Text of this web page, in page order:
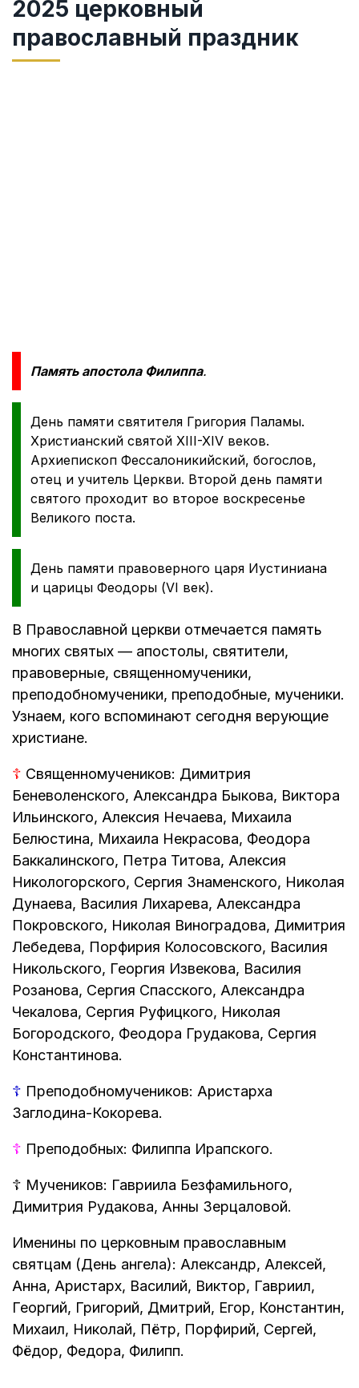
2025 церковный
православный праздник
Память апостола Филиппа.
День памяти святителя Григория Паламы.
Христианский святой XIII-XIV веков.
Архиепископ Фессалоникийский, богослов,
отец и учитель Церкви. Второй день памяти
святого проходит во второе воскресенье
Великого поста.
День памяти правоверного царя Иустиниана
и царицы Феодоры (VI век).
В Православной церкви отмечается память
многих святых — апостолы, святители,
правоверные, священномученики,
преподобномученики, преподобные, мученики.
Узнаем, кого вспоминают сегодня верующие
христиане.
☦ Священномучеников: Димитрия
Беневоленского, Александра Быкова, Виктора
Ильинского, Алексия Нечаева, Михаила
Белюстина, Михаила Некрасова, Феодора
Баккалинского, Петра Титова, Алексия
Никологорского, Сергия Знаменского, Николая
Дунаева, Василия Лихарева, Александра
Покровского, Николая Виноградова, Димитрия
Лебедева, Порфирия Колосовского, Василия
Никольского, Георгия Извекова, Василия
Розанова, Сергия Спасского, Александра
Чекалова, Сергия Руфицкого, Николая
Богородского, Феодора Грудакова, Сергия
Константинова.
☦ Преподобномучеников: Аристарха
Заглодина-Кокорева.
☦ Преподобных: Филиппа Ирапского.
☦ Мучеников: Гавриила Безфамильного,
Димитрия Рудакова, Анны Зерцаловой.
Именины по церковным православным
святцам (День ангела): Александр, Алексей,
Анна, Аристарх, Василий, Виктор, Гавриил,
Георгий, Григорий, Дмитрий, Егор, Константин,
Михаил, Николай, Пётр, Порфирий, Сергей,
Фёдор, Федора, Филипп.